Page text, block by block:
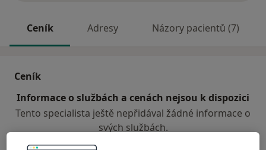
Ceník Adresy Názory pacientů (7)
Ceník
Informace o službách a cenách nejsou k dispozici
Tento specialista ještě nepřidával žádné informace o
svých službách.